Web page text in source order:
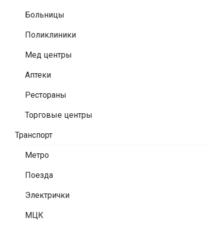
Больницы
Поликлиники
Мед центры
Аптеки
Рестораны
Торговые центры
Транспорт
Метро
Поезда
Электрички
МЦК